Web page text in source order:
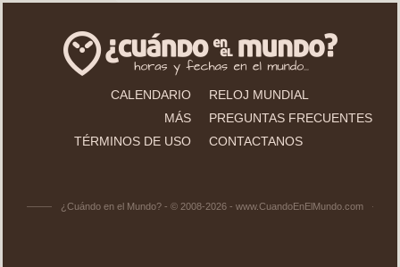
CALENDARIO
RELOJ MUNDIAL
MÁS
PREGUNTAS FRECUENTES
TÉRMINOS DE USO
CONTACTANOS
¿Cuándo en el Mundo? - © 2008-2026 - www.CuandoEnElMundo.com